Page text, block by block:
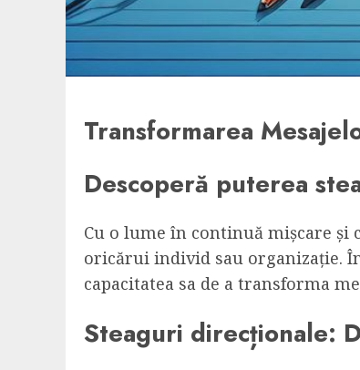
Transformarea
Descoperă puterea
Cu o lume în continuă mișcare
oricărui individ sau organizație.
capacitatea sa de a transforma
Steaguri direcționale: